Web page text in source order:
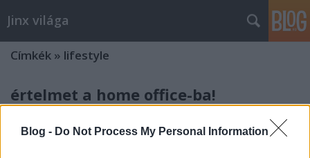
Blog - Do Not Process My Personal Information
Jinx világa
Címkék » lifestyle
értelmet a home office-ba!